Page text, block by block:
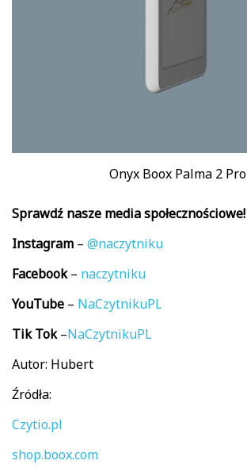
Onyx Boox Palma 2 Pro
Sprawdź nasze media społecznościowe!
Instagram – @naczytniku
Facebook– naczytniku
YouTube – NaCzytnikuPL
Tik Tok–NaCzytnikuPL
Autor: Hubert
Źródła:
Czytio.pl
shop.boox.com